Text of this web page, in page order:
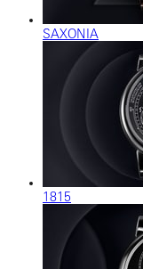
SAXONIA
1815